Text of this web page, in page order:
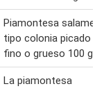
Piamontesa salame
tipo colonia picado
fino o grueso 100 g
La piamontesa